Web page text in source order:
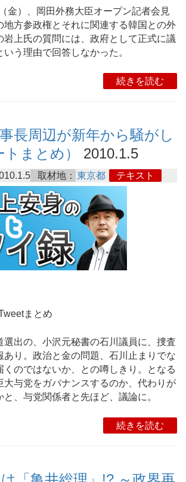
金）、岡田外務大臣オープン記者会見
地方参政権とそれに関連する韓国との外
岩上氏の質問には、政府として正式に議
いう理由で回答しなかった。
続きを読む
長周辺が新年から騒がし
まとめ）
2010.1.5
取材地： 東京都 テキスト
まとめ
選出の、小沢元秘書の石川議員に、捜査
あり。政治と金の問題、石川止まりでな
くのではないか、との噂しきり。となる
大与党をガバナンスするのか、代わりが
、与党関係者と先ほど、議論に。
続きを読む